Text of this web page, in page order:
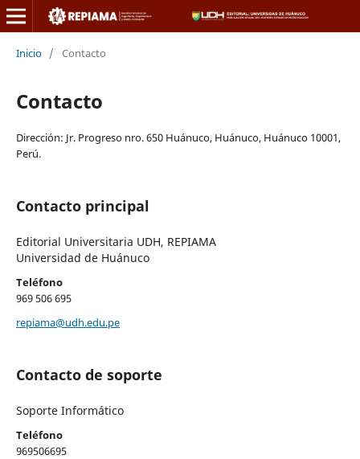
Inicio / Contacto
Contacto
Dirección: Jr. Progreso nro. 650 Huánuco, Huánuco, Huánuco 10001,
Perú.
Contacto principal
Editorial Universitaria UDH, REPIAMA
Universidad de Huánuco
Teléfono
969 506 695
repiama@udh.edu.pe
Contacto de soporte
Soporte Informático
Teléfono
969506695